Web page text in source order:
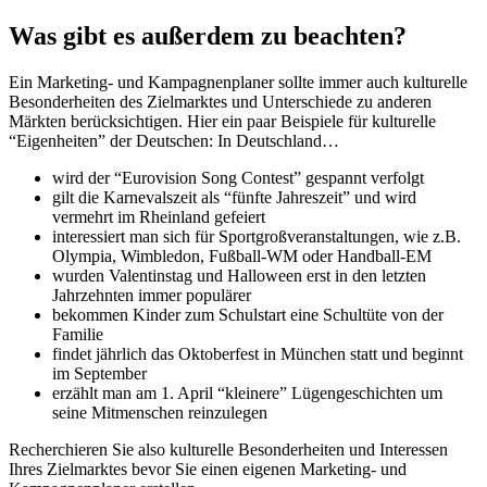
Was gibt es außerdem zu beachten?
Ein Marketing- und Kampagnenplaner sollte immer auch kulturelle
Besonderheiten des Zielmarktes und Unterschiede zu anderen
Märkten berücksichtigen. Hier ein paar Beispiele für kulturelle
“Eigenheiten” der Deutschen: In Deutschland…
wird der “Eurovision Song Contest” gespannt verfolgt
gilt die Karnevalszeit als “fünfte Jahreszeit” und wird
vermehrt im Rheinland gefeiert
interessiert man sich für Sportgroßveranstaltungen, wie z.B.
Olympia, Wimbledon, Fußball-WM oder Handball-EM
wurden Valentinstag und Halloween erst in den letzten
Jahrzehnten immer populärer
bekommen Kinder zum Schulstart eine Schultüte von der
Familie
findet jährlich das Oktoberfest in München statt und beginnt
im September
erzählt man am 1. April “kleinere” Lügengeschichten um
seine Mitmenschen reinzulegen
Recherchieren Sie also kulturelle Besonderheiten und Interessen
Ihres Zielmarktes bevor Sie einen eigenen Marketing- und